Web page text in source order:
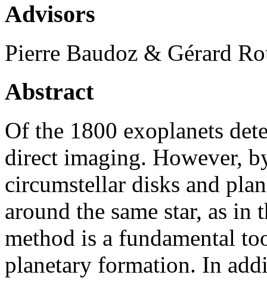
Advisors
Pierre Baudoz & Gérard
Abstract
Of the 1800 exoplanets
direct imaging. However,
circumstellar disks and
around the same star, as
method is a fundamental
planetary formation. In